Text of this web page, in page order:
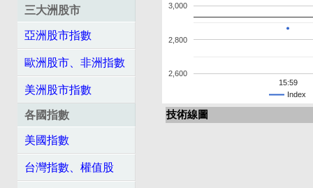
三大洲股市
亞洲股市指數
歐洲股市、非洲指數
美洲股市指數
各國指數
美國指數
台灣指數、權值股
Index
15:59
2,600
2,800
3,000
技術線圖